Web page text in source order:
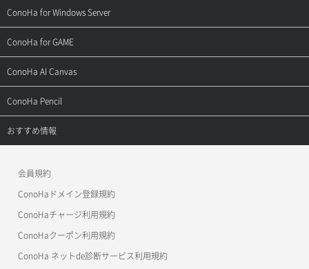
用語集
お問い合わせ
ご利用ガイド
お乗り換えガイド
よくある質問
サポートトップ
ご利用ガイド
APIドキュメントVPS2.0
APIドキュメントVPS3.0
ConoHa for Windows Server
サポートトップ
ご利用ガイド
APIドキュメントVPS2.0
APIドキュメントVPS3.0
ConoHa for GAME
サポートトップ
ご利用ガイド
ConoHa AI Canvas
サポートトップ
ご利用ガイド
ConoHa Pencil
サポートトップ
おすすめ情報
美雲このは徹底ガイド
会員規約
ConoHaドメイン登録規約
ConoHaチャージ利用規約
ConoHaクーポン利用規約
ConoHa ネットde診断サービス利用規約